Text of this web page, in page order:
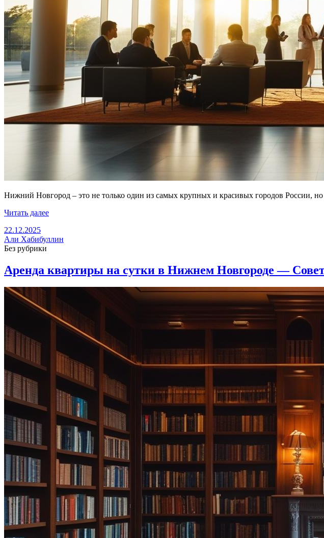
Нижний Новгород – это не только один из самых крупных и красивых городов России,
Читать далее
22.12.2025
Али Хабибуллин
Без рубрики
Аренда квартиры на сутки в Нижнем Новгороде —